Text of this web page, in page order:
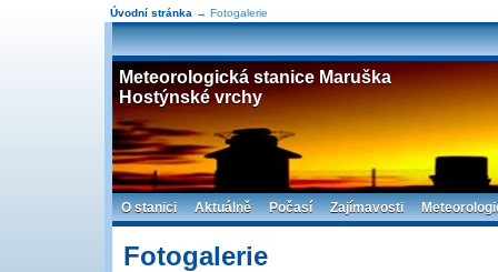
Úvodní stránka → Fotogalerie
Meteorologická stanice Maruška
Hostýnské vrchy
O stanici Aktuálně Počasí Zajímavosti
Fotogalerie